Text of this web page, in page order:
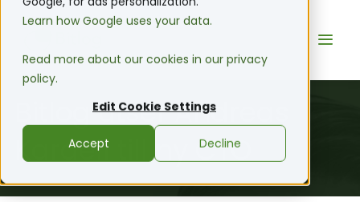
Learn how Google uses your data.
Read more about our cookies in our privacy
policy.
Edit Cookie Settings
Accept Decline
Bitlog utser Andreas
Kardell till ny CTO